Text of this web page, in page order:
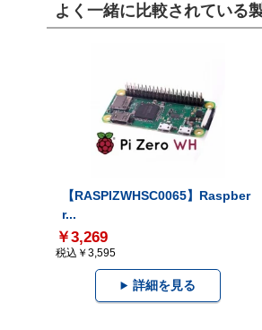
よく一緒に比較されている
【RASPIZWHSC0065】Raspber
r...
￥3,269
税込￥3,595
詳細を見る